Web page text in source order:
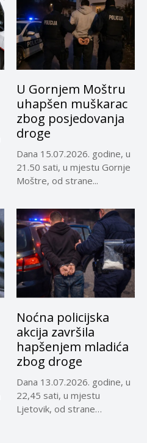
U Gornjem Moštru
uhapšen muškarac
zbog posjedovanja
droge
Dana 15.07.2026. godine, u
21.50 sati, u mjestu Gornje
Moštre, od strane...
Noćna policijska
akcija završila
hapšenjem mladića
zbog droge
Dana 13.07.2026. godine, u
22,45 sati, u mjestu
Ljetovik, od strane